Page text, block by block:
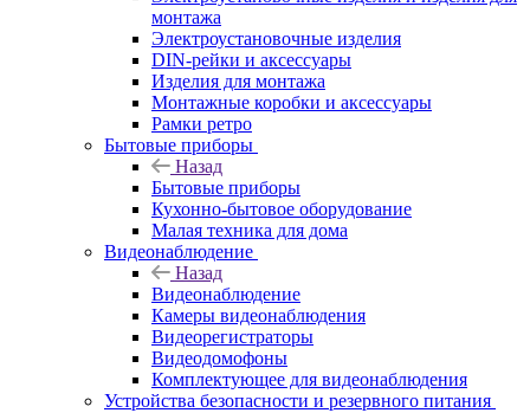
монтажа
Электроустановочные изделия
DIN-рейки и аксессуары
Изделия для монтажа
Монтажные коробки и аксессуары
Рамки ретро
Бытовые приборы
Назад
Бытовые приборы
Кухонно-бытовое оборудование
Малая техника для дома
Видеонаблюдение
Назад
Видеонаблюдение
Камеры видеонаблюдения
Видеорегистраторы
Видеодомофоны
Комплектующее для видеонаблюдения
Устройства безопасности и резервного питания